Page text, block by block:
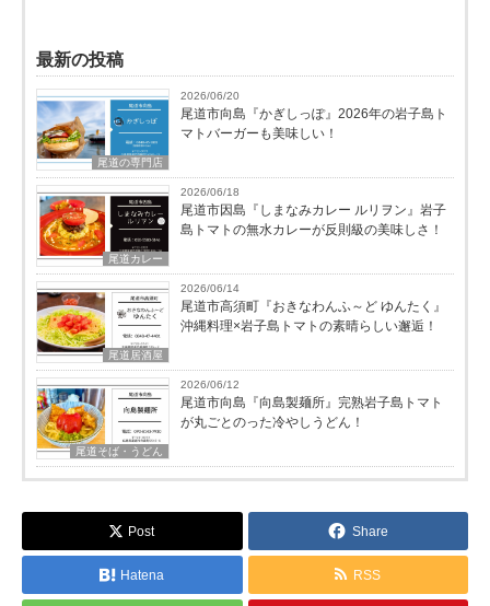
最新の投稿
尾道の専門店
2026/06/20
尾道市向島『かぎしっぽ』2026年の岩子島ト
マトバーガーも美味しい！
尾道カレー
2026/06/18
尾道市因島『しまなみカレー ルリヲン』岩子
島トマトの無水カレーが反則級の美味しさ！
尾道居酒屋
2026/06/14
尾道市高須町『おきなわんふ～ど ゆんたく』
沖縄料理×岩子島トマトの素晴らしい邂逅！
尾道そば・うどん
2026/06/12
尾道市向島『向島製麺所』完熟岩子島トマト
が丸ごとのった冷やしうどん！
Post Share
Hatena RSS